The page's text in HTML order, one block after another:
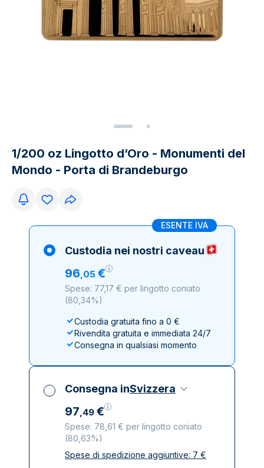
1/200 oz Lingotto d’Oro - Monumenti del
Mondo - Porta di Brandeburgo
ESENTE IVA
Custodia nei nostri caveau
96,05 €
Spese: 77,17 € per lingotto coniato
(80,34%)
Custodia gratuita fino a 0 €
Rivendita gratuita e immediata 24/7
Consegna in qualsiasi momento
Consegna inSvizzera
97,49 €
Spese: 78,61 € per lingotto coniato
(80,63%)
Tutte le tasse incluse
Spese di spedizione aggiuntive: 7 €